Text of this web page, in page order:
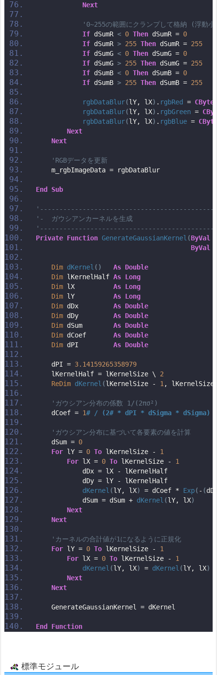
Next
'0~255の範囲にクランプして格納 (浮動
If dSumR < 0 Then dSumR = 0
If dSumR > 255 Then dSumR = 255
If dSumG < 0 Then dSumG = 0
If dSumG > 255 Then dSumG = 255
If dSumB < 0 Then dSumB = 0
If dSumB > 255 Then dSumB = 255
rgbDataBlur(lY, lX) . rgbRed = CByte
rgbDataBlur(lY, lX) . rgbGreen =
rgbDataBlur(lY, lX) . rgbBlue =
Next
Next
'RGBデータを更新
    m_rgbImageData = rgbDataBlur
End Sub
'-  ガウシアンカーネルを生成
Private Function GenerateGaussianKernel (ByVal
ByVal
Dim dKernel () As Double
Dim lKernelHalf As Long
Dim lX As Long
Dim lY As Long
Dim dDx As Double
Dim dDy As Double
Dim dSum As Double
Dim dCoef As Double
Dim dPI As Double
    dPI =
3.14159265358979
    lKernelHalf = lKernelSize \
2
ReDim dKernel (lKernelSize - 1 ,
'ガウシアン分布の係数 1/(2πσ²)
    dCoef =
1# / (2# * dPI * dSigma * dSigma)
'ガウシアン分布に基づいて各要素の値を計算
    dSum =
0
For lY = 0 To lKernelSize - 1
For lX = 0 To lKernelSize - 1
            dDx = lX - lKernelHalf
            dDy = lY - lKernelHalf
dKernel (lY, lX) = dCoef * Exp( - (
            dSum = dSum +
dKernel (lY, lX)
Next
Next
'カーネルの合計値が1になるように正規化
For lY = 0 To lKernelSize - 1
For lX = 0 To lKernelSize - 1
dKernel (lY, lX) = dKernel (lY, lX)
Next
Next
    GenerateGaussianKernel = dKernel
End Function
標準モジュール